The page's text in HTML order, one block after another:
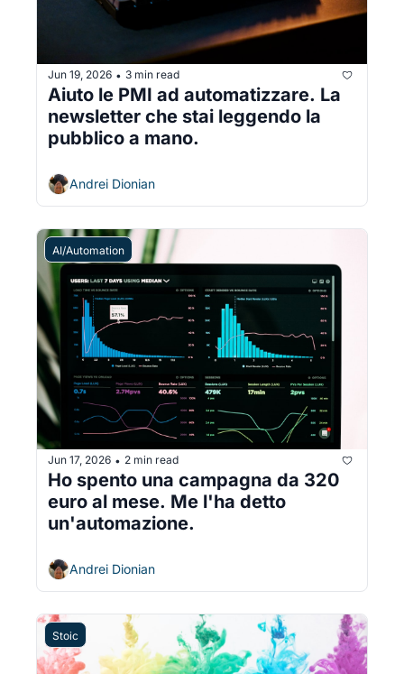
Jun 19, 2026 • 3 min read
Aiuto le PMI ad automatizzare. La
newsletter che stai leggendo la
pubblico a mano.
Andrei Dionian
AI/Automation
Jun 17, 2026 • 2 min read
Ho spento una campagna da 320
euro al mese. Me l'ha detto
un'automazione.
Andrei Dionian
Stoic